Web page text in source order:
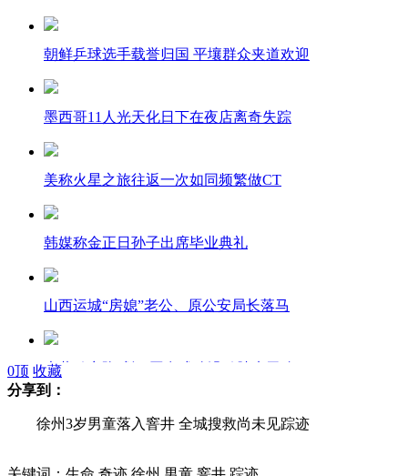
朝鲜乒球选手载誉归国 平壤群众夹道欢迎
墨西哥11人光天化日下在夜店离奇失踪
美称火星之旅往返一次如同频繁做CT
韩媒称金正日孙子出席毕业典礼
山西运城“房媳”老公、原公安局长落马
大黄鸭空降武汉 网友戏称没鸭脖来干啥
22岁女子自学成才 成韩国最年轻律师
0顶 收藏
分享到：
徐州3岁男童落入窨井 全城搜救尚未见踪迹